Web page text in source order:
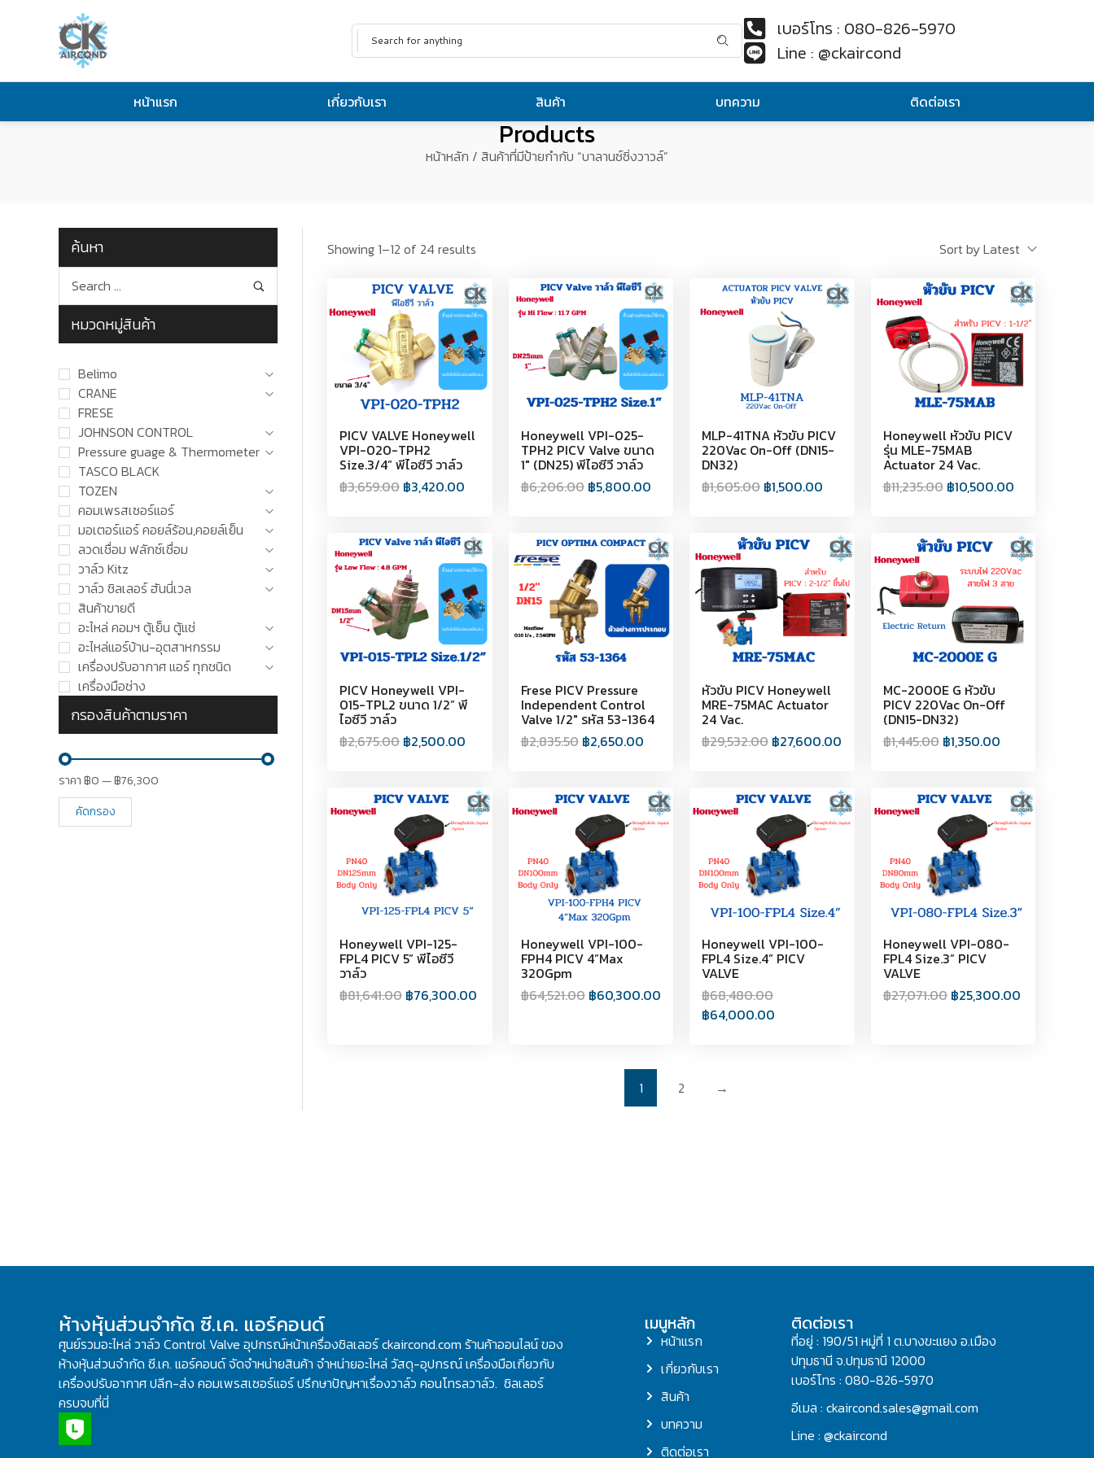
เบอร์โทร : 080-826-5970
Line : @ckaircond
หน้าแรก เกี่ยวกับเรา สินค้า บทความ ติดต่อเรา
Products
หน้าหลัก / สินค้าที่มีป้ายกำกับ “บาลานซ์ซิ่งวาวล์”
ค้นหา
หมวดหมู่สินค้า
Belimo
CRANE
FRESE
JOHNSON CONTROL
Pressure guage & Thermometer
TASCO BLACK
TOZEN
คอมเพรสเซอร์แอร์
มอเตอร์แอร์ คอยล์ร้อน,คอยล์เย็น
ลวดเชื่อม ฟลักซ์เชื่อม
วาล์ว Kitz
วาล์ว ชิลเลอร์ ฮันนี่เวล
สินค้าขายดี
อะไหล่ คอมฯ ตู้เย็น ตู้แช่
อะไหล่แอร์บ้าน-อุตสาหกรรม
เครื่องปรับอากาศ แอร์ ทุกชนิด
เครื่องมือช่าง
กรองสินค้าตามราคา
คัดกรอง
ราคา฿0—฿76,300
Showing 1–12 of 24 results Sort by Latest
PICV VALVE Honeywell
VPI-020-TPH2
Size.3/4” พีไอซีวี วาล์ว
฿3,659.00 ฿3,420.00
Honeywell VPI-025-
TPH2 PICV Valve ขนาด
1" (DN25) พีไอซีวี วาล์ว
฿6,206.00 ฿5,800.00
MLP-41TNA หัวขับ PICV
220Vac On-Off (DN15-
DN32)
฿1,605.00 ฿1,500.00
Honeywell หัวขับ PICV
รุ่น MLE-75MAB
Actuator 24 Vac.
฿11,235.00 ฿10,500.00
PICV Honeywell VPI-
015-TPL2 ขนาด 1/2” พี
ไอซีวี วาล์ว
฿2,675.00 ฿2,500.00
Frese PICV Pressure
Independent Control
Valve 1/2" รหัส 53-1364
฿2,835.50 ฿2,650.00
หัวขับ PICV Honeywell
MRE-75MAC Actuator
24 Vac.
฿29,532.00 ฿27,600.00
MC-2000E G หัวขับ
PICV 220Vac On-Off
(DN15-DN32)
฿1,445.00 ฿1,350.00
Honeywell VPI-125-
FPL4 PICV 5” พีไอซีวี
วาล์ว
฿81,641.00 ฿76,300.00
Honeywell VPI-100-
FPH4 PICV 4”Max
320Gpm
฿64,521.00 ฿60,300.00
Honeywell VPI-100-
FPL4 Size.4” PICV
VALVE
฿68,480.00
฿64,000.00
Honeywell VPI-080-
FPL4 Size.3” PICV
VALVE
฿27,071.00 ฿25,300.00
1 2 →
ห้างหุ้นส่วนจำกัด ซี.เค. แอร์คอนด์
ศูนย์รวมอะไหล่ วาล์ว Control Valve อุปกรณ์หน้าเครื่องชิลเลอร์ ckaircond.com ร้านค้าออนไลน์ ของ
ห้างหุ้นส่วนจำกัด ซี.เค. แอร์คอนด์ จัดจำหน่ายสินค้า จำหน่ายอะไหล่ วัสดุ-อุปกรณ์ เครื่องมือเกี่ยวกับ
เครื่องปรับอากาศ ปลีก-ส่ง คอมเพรสเซอร์แอร์ ปรึกษาปัญหาเรื่องวาล์ว คอนโทรลวาล์ว. ชิลเลอร์
ครบจบที่นี่
เมนูหลัก
หน้าแรก
เกี่ยวกับเรา
สินค้า
บทความ
ติดต่อเรา
ติดต่อเรา
ที่อยู่ : 190/51 หมู่ที่ 1 ต.บางขะแยง อ.เมือง
ปทุมธานี จ.ปทุมธานี 12000
เบอร์โทร : 080-826-5970
อีเมล : ckaircond.sales@gmail.com
Line : @ckaircond